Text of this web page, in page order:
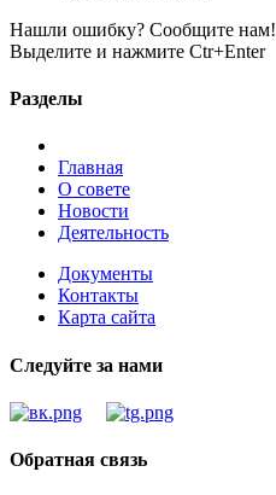
Нашли ошибку? Сообщите нам!
Выделите и нажмите Ctr+Enter
Разделы
Главная
О совете
Новости
Деятельность
Документы
Контакты
Карта сайта
Следуйте за нами
Обратная связь